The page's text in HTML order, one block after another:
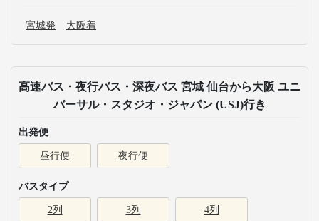
宮城発 大阪着
高速バス・夜行バス・深夜バス 宮城 仙台から大阪 ユニ
バーサル・スタジオ・ジャパン (USJ)行き
出発便
昼行便 夜行便
バスタイプ
2列 3列 4列